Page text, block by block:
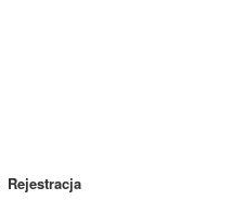
Rejestracja